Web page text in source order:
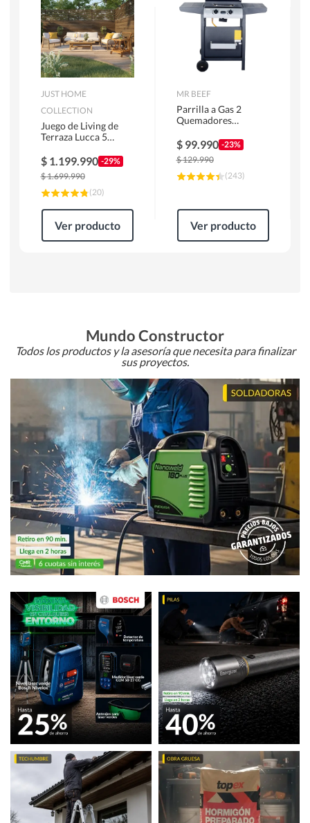
JUST HOME
COLLECTION
Juego de Living de
Terraza Lucca 5
$ 1.199.990 -29%
$1.699.990
(20)
Ver producto
MR BEEF
Parrilla a Gas 2
Quemadores
$ 99.990 -23%
$129.990
(243)
Ver producto
Mundo Constructor
Todos los productos y la asesoría que necesita para finalizar
sus proyectos.